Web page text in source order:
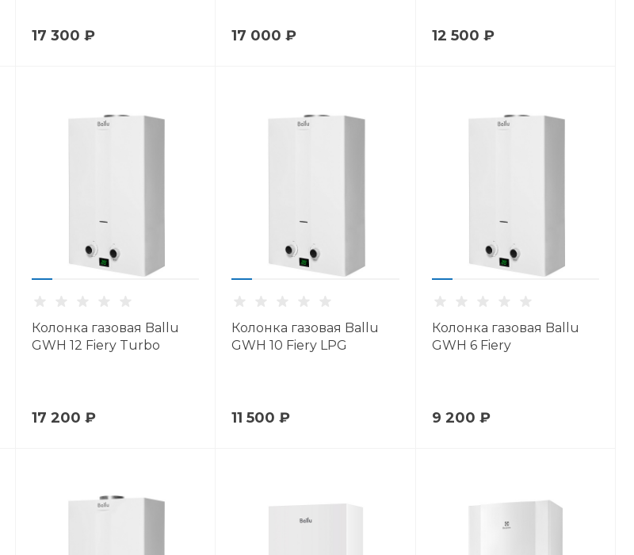
17 300 ₽ 17 000 ₽ 12 500 ₽
Колонка газовая Ballu
GWH 12 Fiery Turbo
17 200 ₽
Колонка газовая Ballu
GWH 10 Fiery LPG
11 500 ₽
Колонка газовая Ballu
GWH 6 Fiery
9 200 ₽